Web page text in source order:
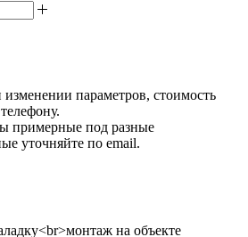
параметров, стоимость
примерные под разные
уточняйте по email.